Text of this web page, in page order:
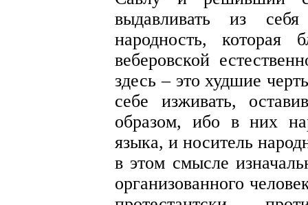
выдавливать из
народность, которая
веберовской
здесь – это худшие
себе изживать,
образом, ибо в них
языка, и носитель
в этом смысле
организованного